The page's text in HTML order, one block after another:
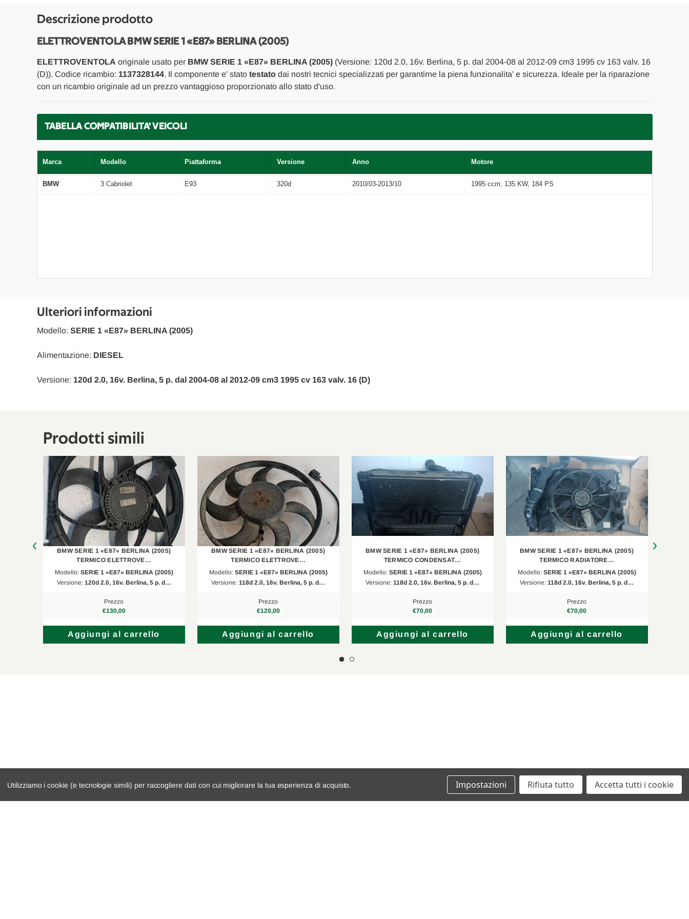
2012
[[267301]]
A
2012
[[267301]]
Descrizione prodotto
ELETTROVENTOLA BMW SERIE 1 «E87» BERLINA (2005)
ELETTROVENTOLA originale usato per BMW SERIE 1 «E87» BERLINA (2005)(Versione: 120d 2.0, 16v. Berlina, 5 p. dal 2004-08 al 2012-09 cm3 1995 cv 163 valv. 16
(D)). Codice ricambio: 1137328144. Il componente e' stato testatodai nostri tecnici specializzati per garantirne la piena funzionalita' e sicurezza. Ideale per la riparazione
con un ricambio originale ad un prezzo vantaggioso proporzionato allo stato d'uso.
TABELLA COMPATIBILITA' VEICOLI
Marca Modello Piattaforma Versione Anno Motore
BMW 3 Cabriolet E93 320d 2010/03-2013/10 1995 ccm, 135 KW, 184 PS
Ulteriori informazioni
Modello: SERIE 1 «E87» BERLINA (2005)
Versione: 120d 2.0, 16v. Berlina, 5 p. dal 2004-08 al 2012-09 cm3 1995 cv 163 valv. 16 (D)
Alimentazione: DIESEL
Prodotti simili
BMW SERIE 1 «E87» BERLINA (2005)
TERMICO ELETTROVE…
Modello: SERIE 1 «E87» BERLINA (2005)
Versione: 120d 2.0, 16v. Berlina, 5 p. d…
Prezzo
€130,00
Aggiungi al carrello
BMW SERIE 1 «E87» BERLINA (2005)
TERMICO ELETTROVE…
Modello: SERIE 1 «E87» BERLINA (2005)
Versione: 118d 2.0, 16v. Berlina, 5 p. d…
Prezzo
€120,00
Aggiungi al carrello
BMW SERIE 1 «E87» BERLINA (2005)
TERMICO CONDENSAT…
Modello: SERIE 1 «E87» BERLINA (2005)
Versione: 118d 2.0, 16v. Berlina, 5 p. d…
Prezzo
€70,00
Aggiungi al carrello
BMW SERIE 1 «E87» BERLINA (2005)
TERMICO RADIATORE…
Modello: SERIE 1 «E87» BERLINA (2005)
Versione: 118d 2.0, 16v. Berlina, 5 p. d…
Prezzo
€70,00
Aggiungi al carrello
Utilizziamo i cookie (e tecnologie simili) per raccogliere dati con cui migliorare la tua esperienza di acquisto. Impostazioni Rifiuta tutto Accetta tutti i cookie